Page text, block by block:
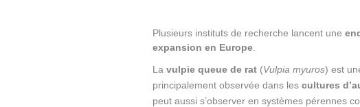
Plusieurs instituts de recherche lancent une
expansion en Europe
La vulpie queue de rat (Vulpia myuros) est
principalement observée dans les cultures
peut aussi s’observer en systèmes pérennes